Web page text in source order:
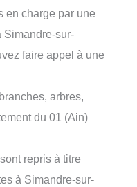
en charge par une
Simandre-sur-
faire appel à une
arbres,
du 01 (Ain)
repris à titre
à Simandre-sur-